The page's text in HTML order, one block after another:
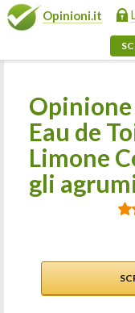
Opinioni.it
Opinione
Eau de
Limone
gli